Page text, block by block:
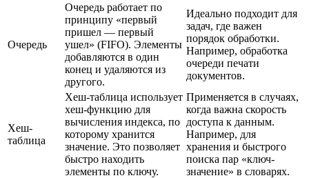
Очередь
Очередь работает по
принципу «первый
пришел — первый
ушел» (FIFO). Элементы
добавляются в один
конец и удаляются из
другого.
Идеально подходит для
задач, где важен
порядок обработки.
Например, обработка
очереди печати
документов.
Хеш-
таблица
Хеш-таблица использует
хеш-функцию для
вычисления индекса, по
которому хранится
значение. Это позволяет
быстро находить
элементы по ключу.
Применяется в случаях,
когда важна скорость
доступа к данным.
Например, для
хранения и быстрого
поиска пар «ключ-
значение» в словарях.